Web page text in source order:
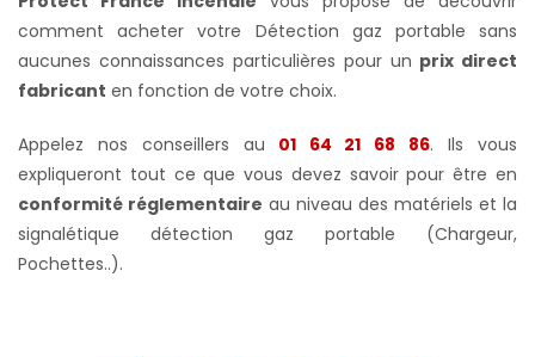
comment acheter votre Détection gaz portable sans
aucunes connaissances particulières pour un prix direct
fabricant en fonction de votre choix.
Appelez nos conseillers au 01 64 21 68 86. Ils vous
expliqueront tout ce que vous devez savoir pour être en
conformité réglementaire au niveau des matériels et la
signalétique détection gaz portable (Chargeur,
Pochettes..).